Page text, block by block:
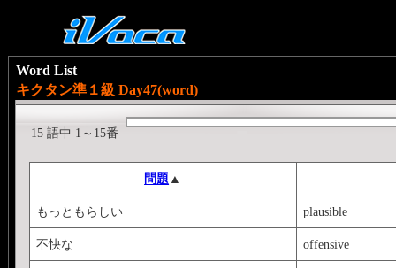
Word List
キクタン準１級 Day47(word)
15 語中 1～15番
問題 ▲
もっともらしい plausible
不快な offensive